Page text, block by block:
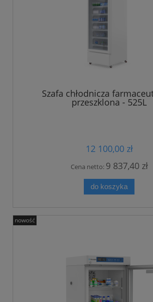
Szafa chłodnicza
przeszklona - 525L
12 100,00 zł
Cena netto: 9 837,40 zł
do koszyka
nowość